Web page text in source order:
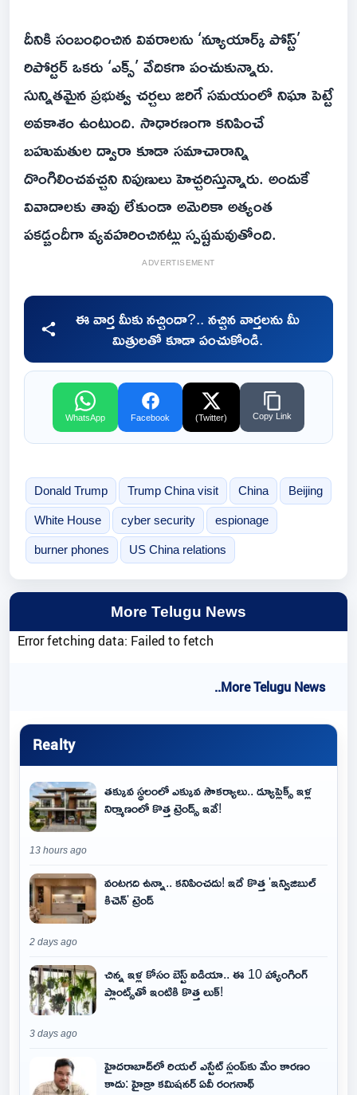
దీనికి సంబంధించిన వివరాలను ‘న్యూయార్క్‌ పోస్ట్‌’
రిపోర్టర్‌ ఒకరు ‘ఎక్స్‌’ వేదికగా పంచుకున్నారు.
సున్నితమైన ప్రభుత్వ చర్చలు జరిగే సమయంలో నిఘా పెట్టే
అవకాశం ఉంటుంది. సాధారణంగా కనిపించే
బహుమతుల ద్వారా కూడా సమాచారాన్ని
దొంగిలించవచ్చని నిపుణులు హెచ్చరిస్తున్నారు. అందుకే
వివాదాలకు తావు లేకుండా అమెరికా అత్యంత
పకడ్బందీగా వ్యవహరించినట్లు స్పష్టమవుతోంది.
ADVERTISEMENT
ఈ వార్త మీకు నచ్చిందా?.. నచ్చిన వార్తలను మీ
మిత్రులతో కూడా పంచుకోండి.
WhatsApp Facebook (Twitter) Copy Link
Donald Trump Trump China visit China Beijing
White House cyber security espionage
burner phones US China relations
More Telugu News
Error fetching data: Failed to fetch
..More Telugu News
Realty
తక్కువ స్థలంలో ఎక్కువ సౌకర్యాలు.. డ్యూప్లెక్స్ ఇళ్ల
నిర్మాణంలో కొత్త ట్రెండ్స్ ఇవే!
13 hours ago
వంటగది ఉన్నా.. కనిపించదు! ఇదే కొత్త 'ఇన్విజిబుల్
కిచెన్' ట్రెండ్
2 days ago
చిన్న ఇళ్ల కోసం బెస్ట్ ఐడియా.. ఈ 10 హ్యాంగింగ్
ప్లాంట్స్‌తో ఇంటికి కొత్త లుక్!
3 days ago
హైదరాబాద్‌లో రియల్ ఎస్టేట్ స్లంప్‌కు మేం కారణం
కాదు: హైడ్రా కమిషనర్ ఏవీ రంగనాథ్